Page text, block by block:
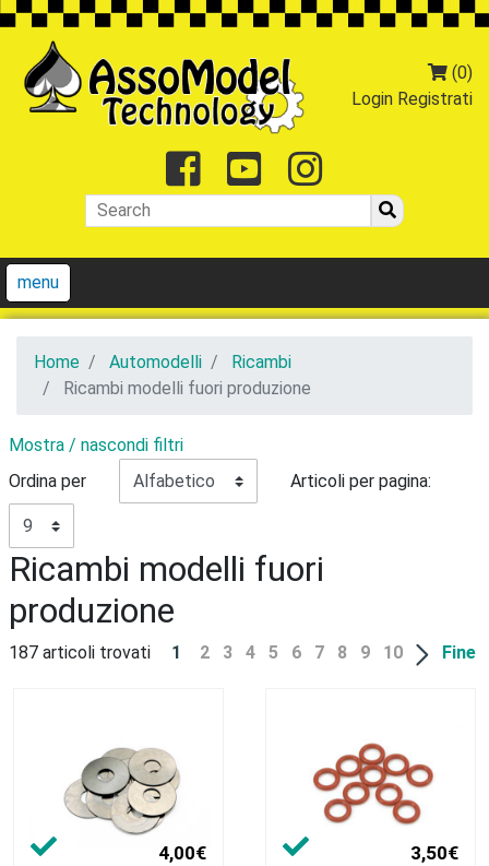
(0)
Login Registrati
Facebook
Youtube
menu
Home Automodelli
Ricambi
Ricambi modelli fuori produzione
Mostra / nascondi filtri
Ordina per
Articoli per pagina:
Ricambi modelli fuori
produzione
187 articoli trovati 1 2 3 4 5 6 7 8 9 10 Fine
4,00€ 3,50€